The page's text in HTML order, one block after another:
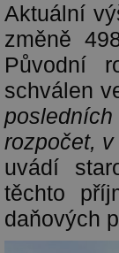
Aktuální
změně
Původní
schválen
rozpočet,
uvádí
těchto
daňových